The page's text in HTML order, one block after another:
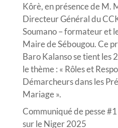
Kôrè, en présence de M.
Directeur Général du
Soumano – formateur et
Maire de Sébougou. Ce
Baro Kalanso se tient les
le thème : « Rôles et
Démarcheurs dans les
Mariage ».
Communiqué de pesse
sur le Niger 2025